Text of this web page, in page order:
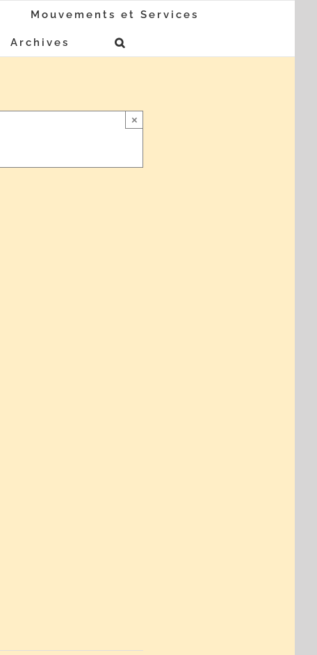
Mouvements et Services
Archives
×